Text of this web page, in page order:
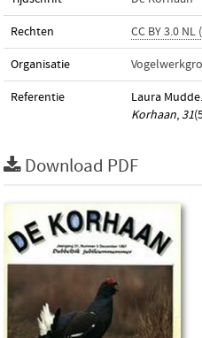
Rechten CC BY 3.0
Organisatie
Referentie Laura
Korhaan, 31
Download PDF